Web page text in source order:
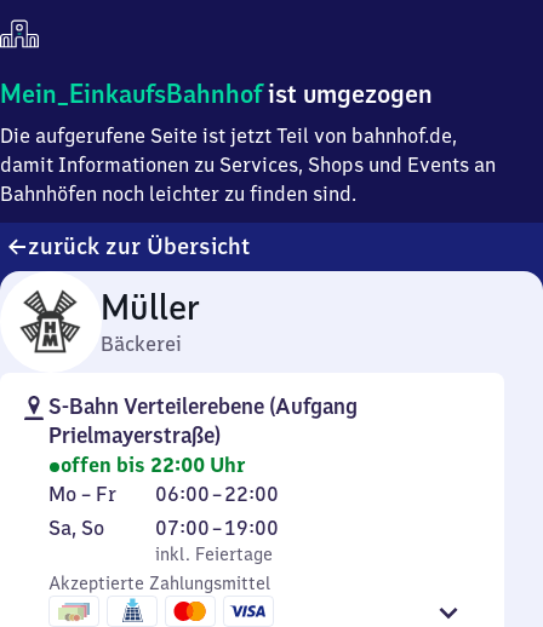
Mein
Einkaufsbahnhof
ist
umgezogen
Mein_EinkaufsBahnhofist umgezogen
Die aufgerufene Seite ist jetzt Teil von bahnhof.de,
damit Informationen zu Services, Shops und Events an
Bahnhöfen noch leichter zu finden sind.
zurück zur Übersicht
Müller
Bäckerei
S-Bahn Verteilerebene (Aufgang
Prielmayerstraße)
offen bis 22:00 Uhr
Montag
bis
Mo – Fr 06:00–22:00
Von
6
Uhr
bis
22
Samstag
Sonntag
Sa, So,
inkl. Feiertage
07:00–19:00
Von
7
Uhr
bis
inkl. Feiertage
Akzeptierte Zahlungsmittel